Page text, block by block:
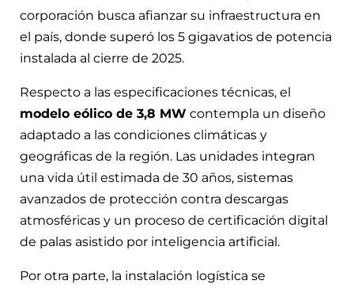
corporación busca afianzar su infraestructura en
el país, donde superó los 5 gigavatios de potencia
instalada al cierre de 2025.
Respecto a las especificaciones técnicas, el
modelo eólico de 3,8 MW contempla un diseño
adaptado a las condiciones climáticas y
geográficas de la región. Las unidades integran
una vida útil estimada de 30 años, sistemas
avanzados de protección contra descargas
atmosféricas y un proceso de certificación digital
de palas asistido por inteligencia artificial.
Por otra parte, la instalación logística se